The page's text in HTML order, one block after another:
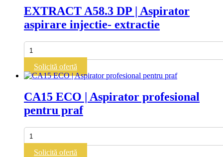
pentru
praf
si
lichide
EXTRACT A58.3 DP | Aspirator
aspirare injectie- extractie
Cantitate
EXTRACT
A58.3
DP
|
aspirare
injectie-
extractie
Solicită ofertă
CA15 ECO | Aspirator profesional
pentru praf
Cantitate
CA15
ECOSolicită ofertă